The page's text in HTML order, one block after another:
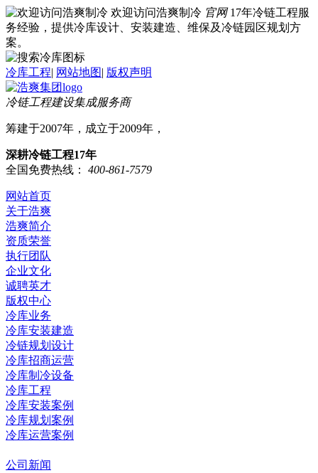
欢迎访问浩爽制冷 官网 17年冷链工程服
务经验，提供冷库设计、安装建造、维保及冷链园区规划方
案。
冷库工程| 网站地图| 版权声明
冷链工程建设集成服务商
筹建于2007年，成立于2009年，
深耕冷链工程17年
全国免费热线：
400-861-7579
网站首页
关于浩爽
浩爽简介
资质荣誉
执行团队
企业文化
诚聘英才
版权中心
冷库业务
冷库安装建造
冷链规划设计
冷库招商运营
冷库制冷设备
冷库工程
冷库安装案例
冷库规划案例
冷库运营案例
公司新闻